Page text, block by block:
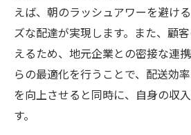
えば、朝のラッシュアワーを避け
ズな配達が実現します。また、顧
えるため、地元企業との密接な連
らの最適化を行うことで、配送効
を向上させると同時に、自身の収
す。